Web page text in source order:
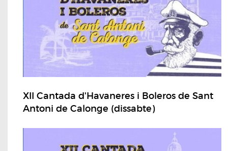
XII Cantada d'Havaneres i Boleros de Sant
Antoni de Calonge (dissabte)